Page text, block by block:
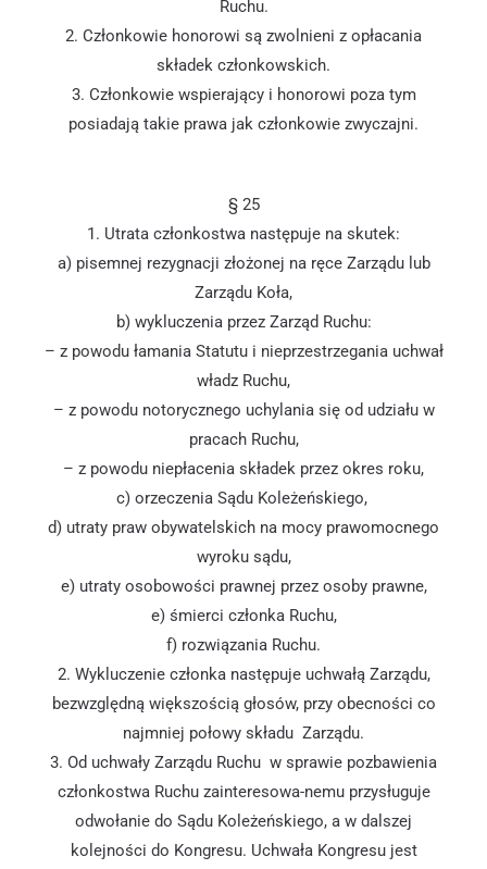
Ruchu.
2. Członkowie honorowi są zwolnieni z opłacania
składek członkowskich.
3. Członkowie wspierający i honorowi poza tym
posiadają takie prawa jak członkowie zwyczajni.
§ 25
1. Utrata członkostwa następuje na skutek:
a) pisemnej rezygnacji złożonej na ręce Zarządu lub
Zarządu Koła,
b) wykluczenia przez Zarząd Ruchu:
– z powodu łamania Statutu i nieprzestrzegania uchwał
władz Ruchu,
– z powodu notorycznego uchylania się od udziału w
pracach Ruchu,
– z powodu niepłacenia składek przez okres roku,
c) orzeczenia Sądu Koleżeńskiego,
d) utraty praw obywatelskich na mocy prawomocnego
wyroku sądu,
e) utraty osobowości prawnej przez osoby prawne,
e) śmierci członka Ruchu,
f) rozwiązania Ruchu.
2. Wykluczenie członka następuje uchwałą Zarządu,
bezwzględną większością głosów, przy obecności co
najmniej połowy składu Zarządu.
3. Od uchwały Zarządu Ruchu w sprawie pozbawienia
członkostwa Ruchu zainteresowa-nemu przysługuje
odwołanie do Sądu Koleżeńskiego, a w dalszej
kolejności do Kongresu. Uchwała Kongresu jest